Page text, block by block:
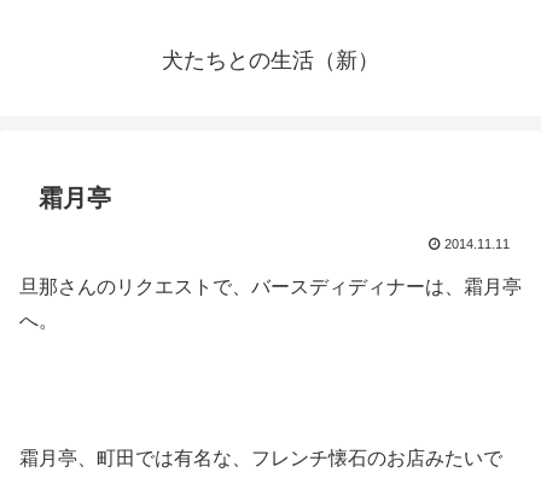
犬たちとの生活（新）
霜月亭
2014.11.11
旦那さんのリクエストで、バースディディナーは、霜月亭
へ。
霜月亭、町田では有名な、フレンチ懐石のお店みたいで